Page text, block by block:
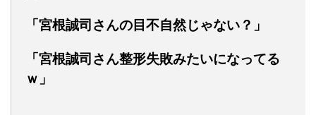
「宮根誠司さんの目不自然じゃない？」
「宮根誠司さん整形失敗みたいになってる
ｗ」